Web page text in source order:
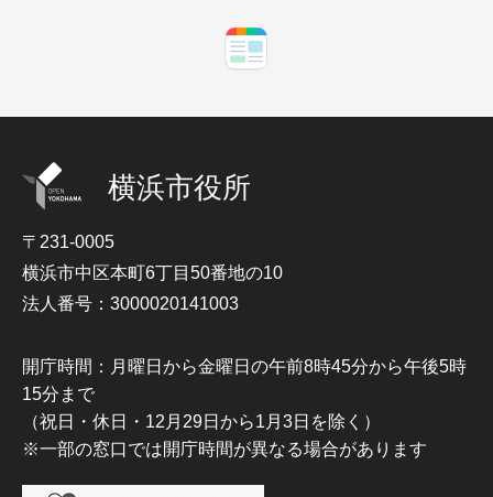
横浜市役所
〒231-0005
横浜市中区本町6丁目50番地の10
法人番号：3000020141003
開庁時間：月曜日から金曜日の午前8時45分から午後5時
15分まで
（祝日・休日・12月29日から1月3日を除く）
※一部の窓口では開庁時間が異なる場合があります